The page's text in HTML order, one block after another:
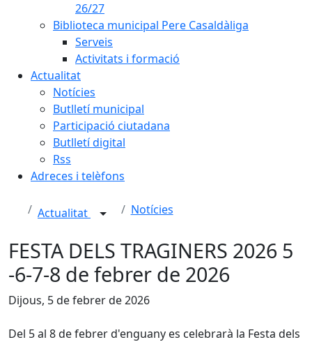
26/27
Biblioteca municipal Pere Casaldàliga
Serveis
Activitats i formació
Actualitat
Notícies
Butlletí municipal
Participació ciutadana
Butlletí digital
Rss
Adreces i telèfons
Actualitat Notícies
FESTA DELS TRAGINERS 2026 5
-6-7-8 de febrer de 2026
Dijous, 5 de febrer de 2026
Del 5 al 8 de febrer d'enguany es celebrarà la Festa dels